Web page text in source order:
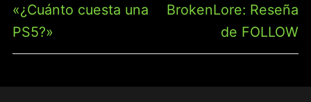
ENTRADAS
Entrada
anterior:
«¿Cuánto cuesta una
PS5?»
Entrada
siguiente:
BrokenLore: Reseña
de FOLLOW